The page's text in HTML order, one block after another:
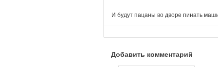
И будут пацаны во дворе пинать
Добавить комментарий